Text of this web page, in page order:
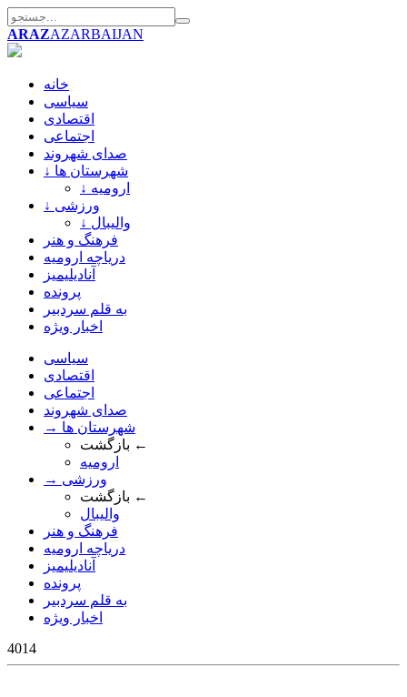
ARAZAZARBAIJAN
خانه
سیاسی
اقتصادی
اجتماعی
صدای شهروند
↓ شهرستان ها
↓ ارومیه
↓ ورزشی
↓ والیبال
فرهنگ و هنر
دریاچه ارومیه
آنادیلیمیز
پرونده
به قلم سردبیر
اخبار ویژه
سیاسی
اقتصادی
اجتماعی
صدای شهروند
→ شهرستان ها
بازگشت ←
ارومیه
→ ورزشی
بازگشت ←
والیبال
فرهنگ و هنر
دریاچه ارومیه
آنادیلیمیز
پرونده
به قلم سردبیر
اخبار ویژه
4014